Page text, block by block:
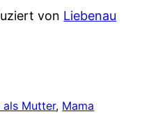
von Liebenau
als Mutter, Mama